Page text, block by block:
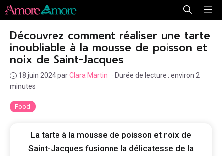
Aller
au
contenu
Food
Découvrez comment réaliser une tarte
inoubliable à la mousse de poisson et
noix de Saint-Jacques
18 juin 2024parClara Martin · Durée de lecture : environ 2
minutes
La tarte à la mousse de poisson et noix de
Saint-Jacques fusionne la délicatesse de la